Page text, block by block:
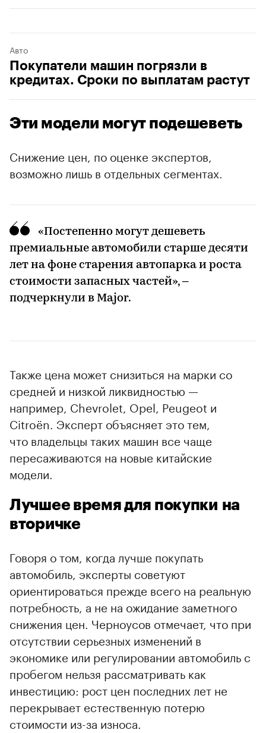
Покупатели машин погрязли в
кредитах. Сроки по выплатам растут
Авто
Эти модели могут подешеветь
Снижение цен, по оценке экспертов,
возможно лишь в отдельных сегментах.
«Постепенно могут дешеветь
премиальные автомобили старше десяти
лет на фоне старения автопарка и роста
стоимости запасных частей», –
подчеркнули в Major.
Также цена может снизиться на марки со
средней и низкой ликвидностью —
например, Chevrolet, Opel, Peugeot и
Citroёn. Эксперт объясняет это тем,
что владельцы таких машин все чаще
пересаживаются на новые китайские
модели.
Лучшее время для покупки на
вторичке
Говоря о том, когда лучше покупать
автомобиль, эксперты советуют
ориентироваться прежде всего на реальную
потребность, а не на ожидание заметного
снижения цен. Черноусов отмечает, что при
отсутствии серьезных изменений в
экономике или регулировании автомобиль с
пробегом нельзя рассматривать как
инвестицию: рост цен последних лет не
перекрывает естественную потерю
стоимости из-за износа.